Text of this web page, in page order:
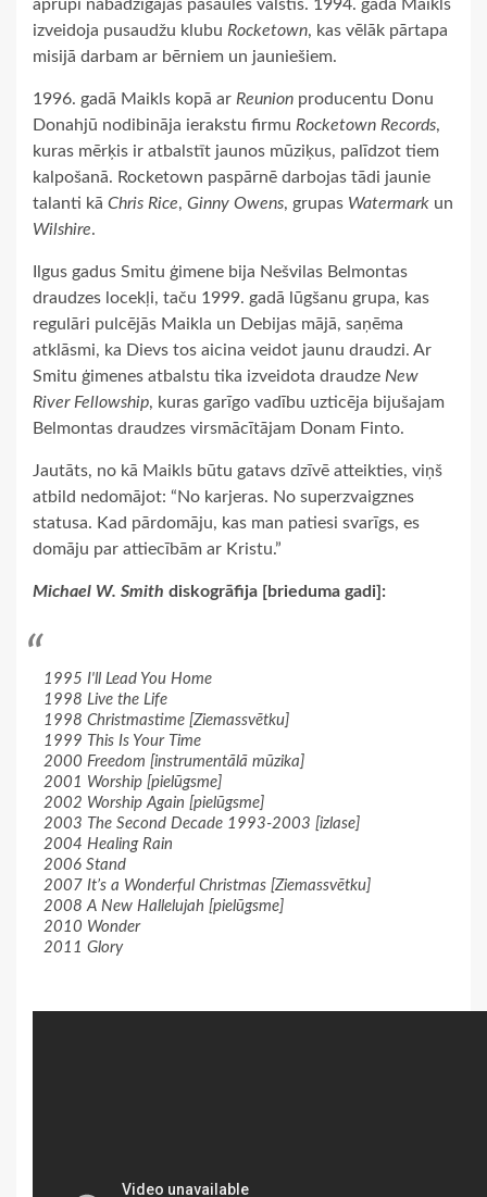
aprūpi nabadzīgajās pasaules valstīs. 1994. gadā Maikls
izveidoja pusaudžu klubu Rocketown, kas vēlāk pārtapa
misijā darbam ar bērniem un jauniešiem.
1996. gadā Maikls kopā ar Reunion producentu Donu
Donahjū nodibināja ierakstu firmu Rocketown Records,
kuras mērķis ir atbalstīt jaunos mūziķus, palīdzot tiem
kalpošanā. Rocketown paspārnē darbojas tādi jaunie
talanti kā Chris Rice, Ginny Owens, grupas Watermark un
Wilshire.
Ilgus gadus Smitu ģimene bija Nešvilas Belmontas
draudzes locekļi, taču 1999. gadā lūgšanu grupa, kas
regulāri pulcējās Maikla un Debijas mājā, saņēma
atklāsmi, ka Dievs tos aicina veidot jaunu draudzi. Ar
Smitu ģimenes atbalstu tika izveidota draudze New
River Fellowship, kuras garīgo vadību uzticēja bijušajam
Belmontas draudzes virsmācītājam Donam Finto.
Jautāts, no kā Maikls būtu gatavs dzīvē atteikties, viņš
atbild nedomājot: “No karjeras. No superzvaigznes
statusa. Kad pārdomāju, kas man patiesi svarīgs, es
domāju par attiecībām ar Kristu.”
Michael W. Smith diskogrāfija [brieduma gadi]:
1995 I'll Lead You Home
1998 Live the Life
1998 Christmastime [Ziemassvētku]
1999 This Is Your Time
2000 Freedom [instrumentālā mūzika]
2001 Worship [pielūgsme]
2002 Worship Again [pielūgsme]
2003 The Second Decade 1993-2003 [izlase]
2004 Healing Rain
2006 Stand
2007 It’s a Wonderful Christmas [Ziemassvētku]
2008 A New Hallelujah [pielūgsme]
2010 Wonder
2011 Glory